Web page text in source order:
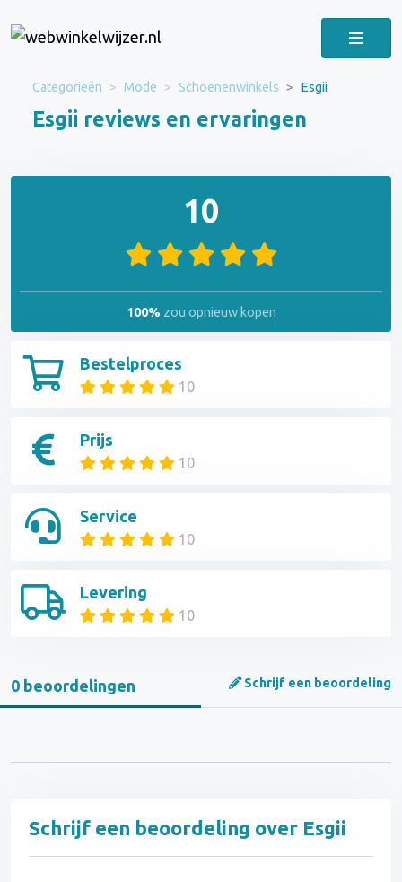
Categorieën Mode Schoenenwinkels Esgii
Esgii reviews en ervaringen
Bestelproces
10
Prijs
10
Service
10
Levering
10
10
100% zou opnieuw kopen
0 beoordelingen Schrijf een beoordeling
Schrijf een beoordeling over Esgii